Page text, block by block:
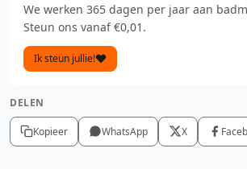
We werken 365 dagen per jaar aan
Steun ons vanaf €0,01.
Ik steun jullie!
DELEN
Kopieer WhatsApp X